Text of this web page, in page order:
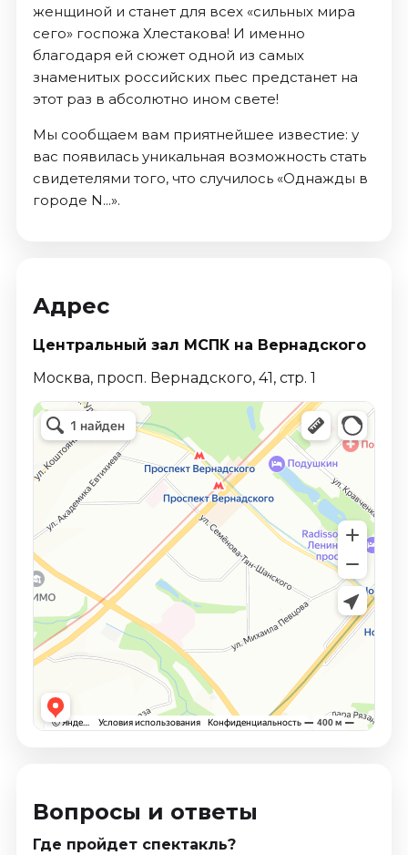
женщиной и станет для всех «сильных мира
сего» госпожа Хлестакова! И именно
благодаря ей сюжет одной из самых
знаменитых российских пьес предстанет на
этот раз в абсолютно ином свете!
Мы сообщаем вам приятнейшее известие: у
вас появилась уникальная возможность стать
свидетелями того, что случилось «Однажды в
городе N...».
Адрес
Центральный зал МСПК на Вернадского
Москва, просп. Вернадского, 41, стр. 1
Вопросы и ответы
Где пройдет спектакль?